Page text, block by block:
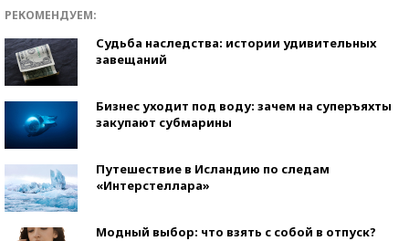
РЕКОМЕНДУЕМ:
Судьба наследства: истории удивительных
завещаний
Бизнес уходит под воду: зачем на суперъяхты
закупают субмарины
Путешествие в Исландию по следам
«Интерстеллара»
Модный выбор: что взять с собой в отпуск?